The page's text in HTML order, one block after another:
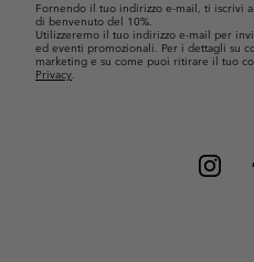
Fornendo il tuo indirizzo e-mail, ti iscrivi
di benvenuto del 10%.
Utilizzeremo il tuo indirizzo e-mail per
ed eventi promozionali. Per i dettagli su
marketing e su come puoi ritirare il tuo
Privacy.